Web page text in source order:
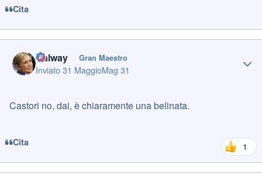
Cita
Galway Gran Maestro
Inviato31 MaggioMag 31
Castori no, dai, è chiaramente una belinata.
Cita 1